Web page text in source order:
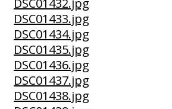
DSC01432.jpg
DSC01433.jpg
DSC01434.jpg
DSC01435.jpg
DSC01436.jpg
DSC01437.jpg
DSC01438.jpg